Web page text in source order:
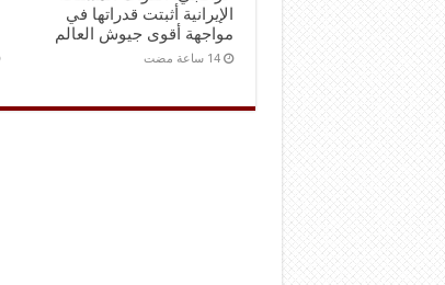
الإيرانية أثبتت قدراتها في
مواجهة أقوى جيوش العالم
‏14 ساعة مضت